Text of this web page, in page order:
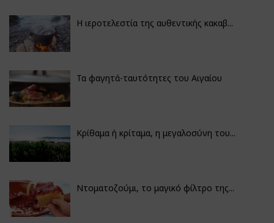
Η ιεροτελεστία της αυθεντικής κακαβ...
Τα φαγητά-ταυτότητες του Αιγαίου
Κρίθαμα ή κρίταμα, η μεγαλοσύνη του...
Ντοματοζούμι, το μαγικό φίλτρο της...